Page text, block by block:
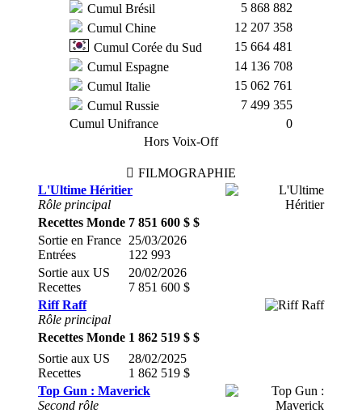
Cumul Brésil
5 868 882
Cumul Chine
12 207 358
Cumul Corée du Sud
15 664 481
Cumul Espagne
14 136 708
Cumul Italie
15 062 761
Cumul Russie
7 499 355
Cumul Unifrance
0
Hors Voix-Off
FILMOGRAPHIE
L'Ultime Héritier
Rôle principal
Recettes Monde 7 851 600 $ $
Sortie en France
Entrées
25/03/2026
122 993
Sortie aux US
Recettes
20/02/2026
7 851 600 $
Riff Raff
Rôle principal
Recettes Monde 1 862 519 $ $
Sortie aux US
Recettes
28/02/2025
1 862 519 $
Top Gun : Maverick
Second rôle